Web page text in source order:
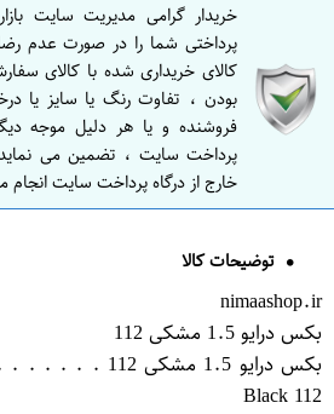
خریدار گرامی مدیریت سایت
پرداختی شما را در صورت عدم
کالای خریداری شده با کالای
بودن ، تفاوت رنگ یا سایز یا
فروشنده و یا هر دلیل موجه
پرداخت سایت ، تضمین می
خارج از درگاه پرداخت سایت انجام
توضیحات کالا
nimaashop.ir
بکس درایو 1.5 مشکی 112
Black 112